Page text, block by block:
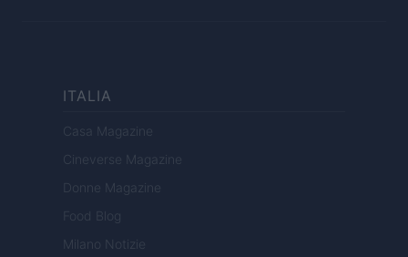
ITALIA
Casa Magazine
Cineverse Magazine
Donne Magazine
Food Blog
Milano Notizie